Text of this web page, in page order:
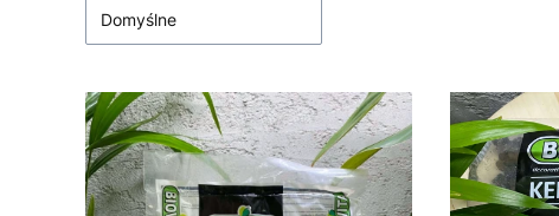
Domyślne